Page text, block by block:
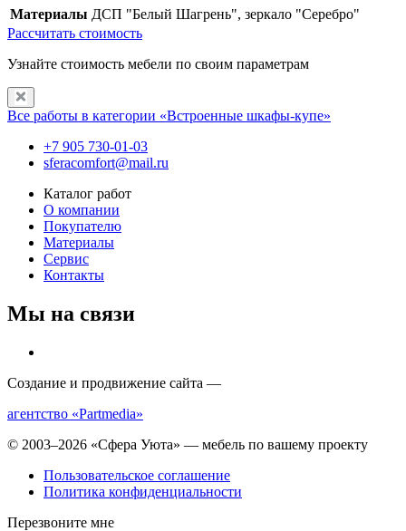
Материалы ДСП "Белый Шагрень", зеркало "Серебро"
Рассчитать стоимость
Узнайте стоимость мебели по своим параметрам
Все работы в категории «Встроенные шкафы-купе»
+7 905 730-01-03
sferacomfort@mail.ru
Каталог работ
О компании
Покупателю
Материалы
Сервис
Контакты
Мы на связи
Создание и продвижение сайта —
агентство «Partmedia»
© 2003–2026 «Сфера Уюта» — мебель по вашему проекту
Пользовательское соглашение
Политика конфиденциальности
Перезвоните мне